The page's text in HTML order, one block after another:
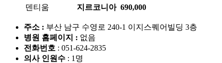
덴티움
지르코니아 690,000
주소 : 부산 남구 수영로 240-1 이지스퀘어빌딩 3층
병원 홈페이지 : 없음
전화번호 : 051-624-2835
의사 인원수 : 1명